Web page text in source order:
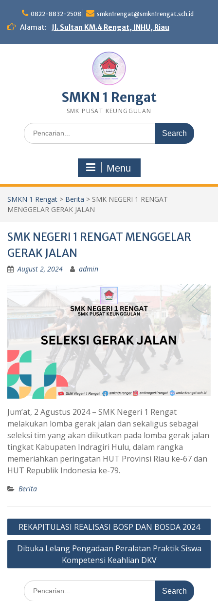
content
0822-8832-2508 smkn1rengat@smkn1rengat.sch.id
Alamat: Jl. Sultan KM.4 Rengat, INHU, Riau
SMKN 1 Rengat
SMK PUSAT KEUNGGULAN
Search
for:
Menu
SMKN 1 Rengat > Berita > SMK NEGERI 1 RENGAT
MENGGELAR GERAK JALAN
SMK NEGERI 1 RENGAT MENGGELAR
GERAK JALAN
August 2, 2024 admin
Jum’at, 2 Agustus 2024 – SMK Negeri 1 Rengat
melakukan lomba gerak jalan dan sekaligus sebagai
seleksi tim yang akan diikutkan pada lomba gerak jalan
tingkat Kabupaten Indragiri Hulu, dalam rangka
memeriahkan peringatan HUT Provinsi Riau ke-67 dan
HUT Republik Indonesia ke-79.
Berita
Post
navigation
REKAPITULASI REALISASI BOSP DAN BOSDA 2024
Dibuka Lelang Pengadaan Peralatan Praktik Siswa
Kompetensi Keahlian DKV
Search
for: